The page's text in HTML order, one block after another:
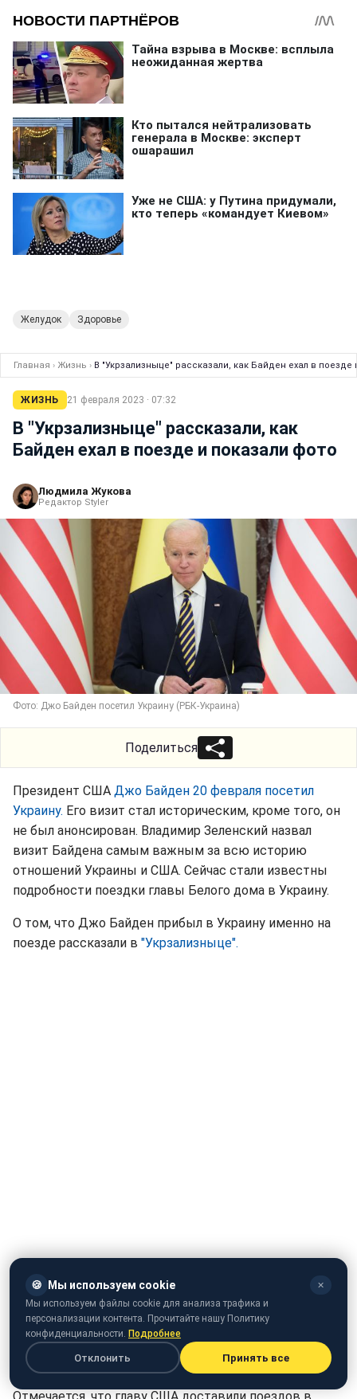
Желудок Здоровье
Главная › Жизнь › В "Укрзализныце" рассказали, как Байден ехал в поезде
ЖИЗНЬ 21 февраля 2023 · 07:32
В "Укрзализныце" рассказали, как
Байден ехал в поезде и показали фото
Людмила Жукова
Редактор Styler
Фото: Джо Байден посетил Украину (РБК-Украина)
Поделиться
Президент США Джо Байден 20 февраля посетил
Украину. Его визит стал историческим, кроме того, он
не был анонсирован. Владимир Зеленский назвал
визит Байдена самым важным за всю историю
отношений Украины и США. Сейчас стали известны
подробности поездки главы Белого дома в Украину.
О том, что Джо Байден прибыл в Украину именно на
поезде рассказали в "Укрзализныце".
Что рассказали о Байдене в
"Укрзализныце"
🍪 Мы используем cookie ✕
Мы используем файлы cookie для анализа трафика и
персонализации контента. Прочитайте нашу Политику
конфиденциальности. Подробнее
Отклонить Принять все